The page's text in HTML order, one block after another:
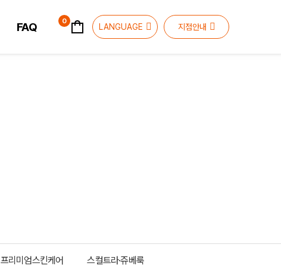
FAQ
장바구니
0
LANGUAGE 지점안내
프리미엄스킨케어
스컬트라·쥬베룩